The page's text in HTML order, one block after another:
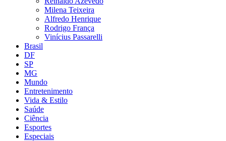
Milena Teixeira
Alfredo Henrique
Rodrigo França
Vinícius Passarelli
Brasil
DF
SP
MG
Mundo
Entretenimento
Vida & Estilo
Saúde
Ciência
Esportes
Especiais